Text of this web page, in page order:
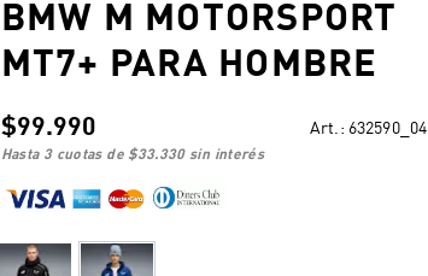
BMW M MOTORSPORT
MT7+ PARA HOMBRE
$99.990 Art.: 632590_04
hasta 3 cuotas de $33.330sin interés